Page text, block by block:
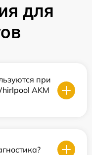
для
при
AKM